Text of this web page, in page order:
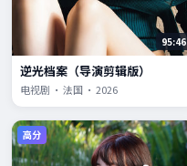
95:46
逆光档案（导演剪辑版）
电视剧 · 法国 · 2026
高分